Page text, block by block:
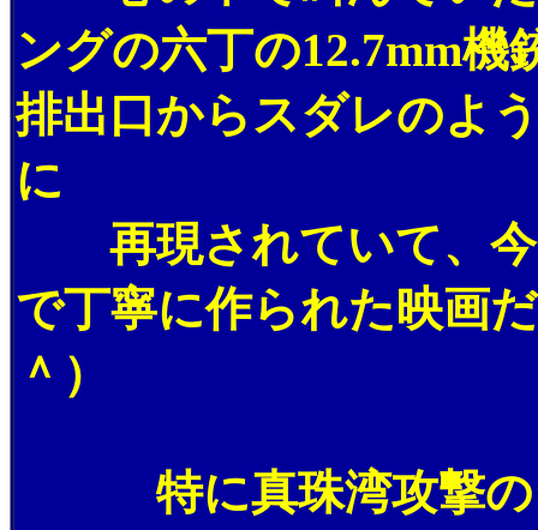
ングの六丁の12.7mm機
排出口からスダレのよ
に
再現されていて、今
で丁寧に作られた映画
＾）
特に真珠湾攻撃のシ